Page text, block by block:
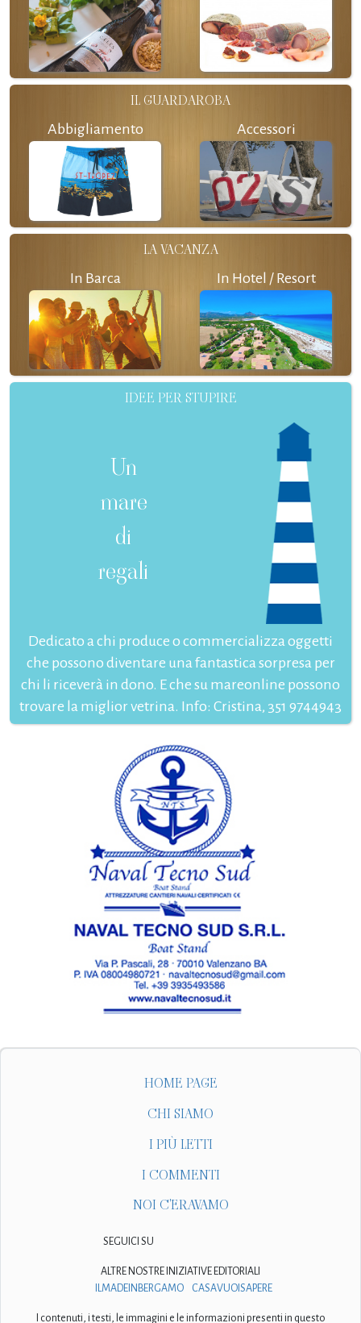
IL GUARDAROBA
Abbigliamento Accessori
LA VACANZA
In Barca In Hotel / Resort
IDEE PER STUPIRE
Un
mare
di
regali
Dedicato a chi produce o commercializza oggetti
che possono diventare una fantastica sorpresa per
chi li riceverà in dono. E che su mareonline possono
trovare la miglior vetrina. Info: Cristina, 351 9744943
HOME PAGE
CHI SIAMO
I PIÙ LETTI
I COMMENTI
NOI C'ERAVAMO
SEGUICI SU
ALTRE NOSTRE INIZIATIVE EDITORIALI
ILMADEINBERGAMO
CASAVUOISAPERE
I contenuti, i testi, le immagini e le informazioni presenti in questo